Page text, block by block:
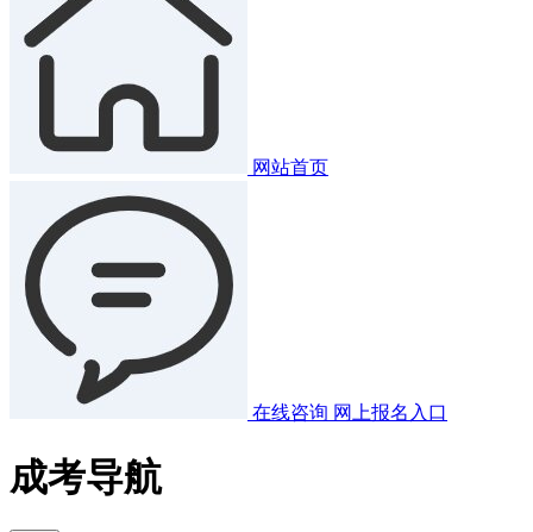
网站首页
在线咨询 网上报名入口
成考导航